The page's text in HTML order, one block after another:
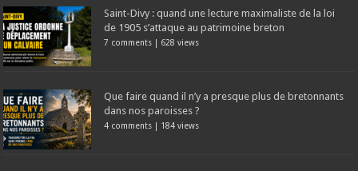
Saint-Divy : quand une lecture maximaliste de la loi
de 1905 s’attaque au patrimoine breton
7 comments | 628 views
Que faire quand il n’y a presque plus de bretonnants
dans nos paroisses ?
4 comments | 184 views